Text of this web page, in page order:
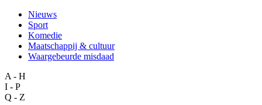
Nieuws
Sport
Komedie
Maatschappij & cultuur
Waargebeurde misdaad
A - H
I - P
Q - Z